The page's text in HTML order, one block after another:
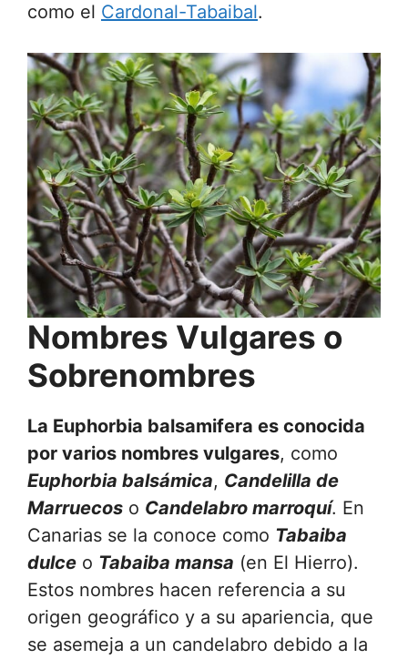
como el Cardonal-Tabaibal.
Nombres Vulgares o
Sobrenombres
La Euphorbia balsamifera es conocida
por varios nombres vulgares, como
Euphorbia balsámica, Candelilla de
Marruecos o Candelabro marroquí. En
Canarias se la conoce como Tabaiba
dulce o Tabaiba mansa (en El Hierro).
Estos nombres hacen referencia a su
origen geográfico y a su apariencia, que
se asemeja a un candelabro debido a la